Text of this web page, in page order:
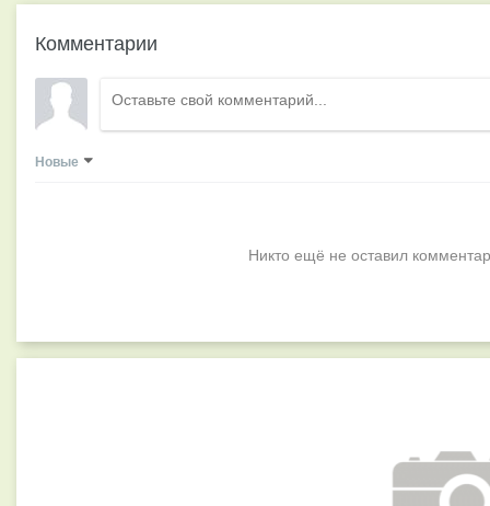
Комментарии
Новые
Никто ещё не оставил